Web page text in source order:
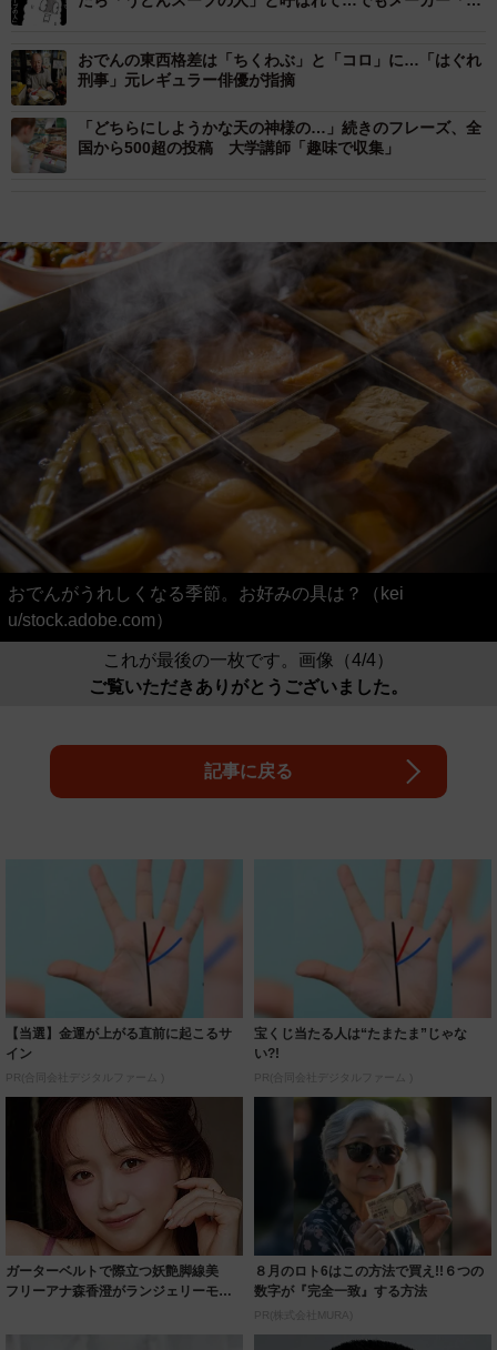
おでんの東西格差は「ちくわぶ」と「コロ」に…「はぐれ
刑事」元レギュラー俳優が指摘
「どちらにしようかな天の神様の…」続きのフレーズ、全
国から500超の投稿 大学講師「趣味で収集」
おでんがうれしくなる季節。お好みの具は？（kei
u/stock.adobe.com）
これが最後の一枚です。画像（4/4）
ご覧いただきありがとうございました。
記事に戻る
【当選】金運が上がる直前に起こるサ
イン
PR(合同会社デジタルファーム )
宝くじ当たる人は“たまたま”じゃな
い?!
PR(合同会社デジタルファーム )
ガーターベルトで際立つ妖艶脚線美
フリーアナ森香澄がランジェリーモデ
８月のロト6はこの方法で買え!!６つの
数字が『完全一致』する方法
PR(株式会社MURA)